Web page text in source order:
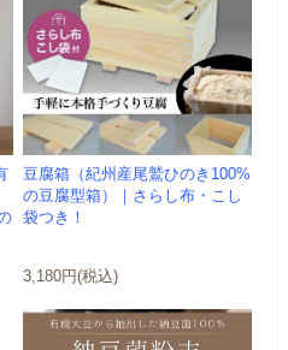
豆腐箱（紀州産尾鷲ひのき100%
の豆腐型箱）｜さらし布・こし
袋つき！
3,180円(税込)